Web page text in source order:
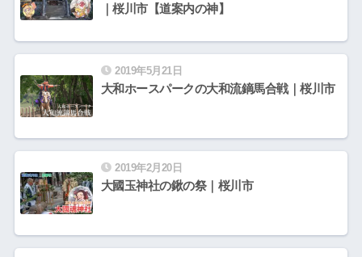
｜桜川市【道案内の神】
2019年5月21日
大和ホースパークの大和流鏑馬合戦｜桜川市
2019年2月20日
大國玉神社の鍬の祭｜桜川市